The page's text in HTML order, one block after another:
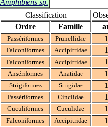
Amphibiens sp.
Classification
Ordre Famille
Passériformes Prunellidae
Falconiformes Accipitridae
Falconiformes Accipitridae
Ansériformes Anatidae
Strigiformes Strigidae
Passériformes Cinclidae
Cuculiformes Cuculidae
Falconiformes Accipitridae